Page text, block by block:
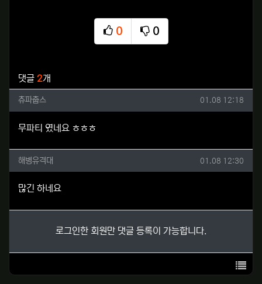
0
추천
0
비추천
댓글 2개
츄파춥스님의 댓글
츄파춥스 작성일
01.08 12:18
무파티 였네요 ㅎㅎㅎ
해병유격대님의 댓글
해병유격대 작성일
01.08 12:30
많긴 하네요
로그인한 회원만 댓글 등록이 가능합니다.
목록